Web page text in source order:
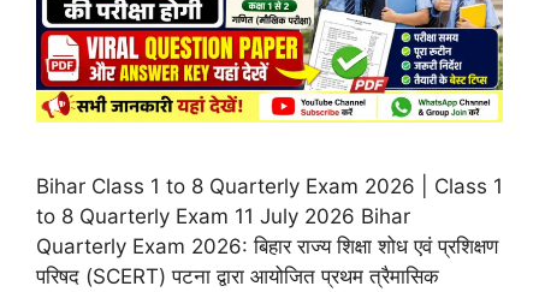
Bihar Class 1 to 8 Quarterly Exam 2026 | Class 1
to 8 Quarterly Exam 11 July 2026 Bihar
Quarterly Exam 2026: बिहार राज्य शिक्षा शोध एवं प्रशिक्षण
परिषद (SCERT) पटना द्वारा आयोजित प्रथम त्रैमासिक